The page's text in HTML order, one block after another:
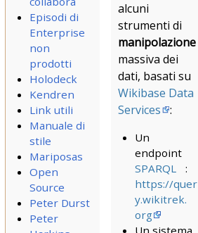
Episodi di
Enterprise
non
prodotti
Holodeck
Kendren
Link utili
Manuale di
stile
Mariposas
Open
Source
Peter Durst
Peter
alcuni
strumenti di
manipolazione
massiva dei
dati, basati su
Wikibase Data
Services
:
Un
endpoint
SPARQL
:
https://quer
y.wikitrek.
org